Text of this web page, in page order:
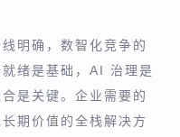
明确，数智化竞争的
绪是基础，AI 治理是
是关键。企业需要的
期价值的全栈解决方